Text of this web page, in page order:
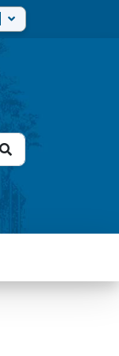
Ir
resultado